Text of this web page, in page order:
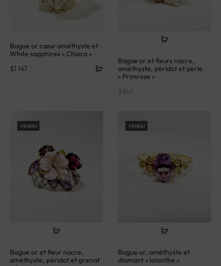
Bague or cœur améthyste et
White sapphires « Chiara »
$1 147
Bague or et fleurs nacre,
améthyste, péridot et perle
« Primrose »
$ 363
VENDU
Bague or et fleur nacre,
améthyste, péridot et grenat
VENDU
Bague or, améthyste et
diamant « Iolanthe »